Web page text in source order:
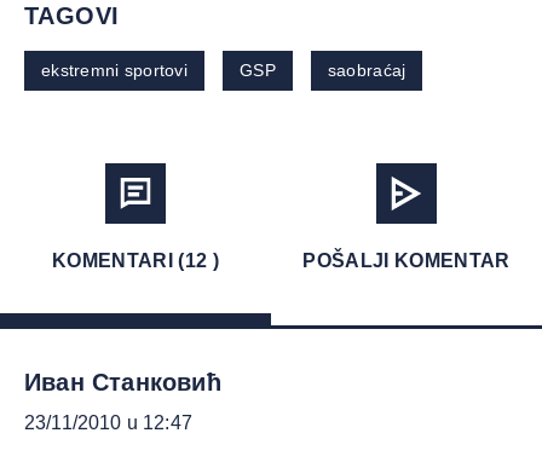
TAGOVI
ekstremni sportovi GSP saobraćaj
KOMENTARI (12 ) POŠALJI KOMENTAR
Иван Станковић
23/11/2010 u 12:47